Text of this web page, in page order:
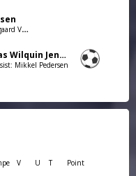
Andreas Wilquin Jensen
Mikkel Pedersen
V U T Point